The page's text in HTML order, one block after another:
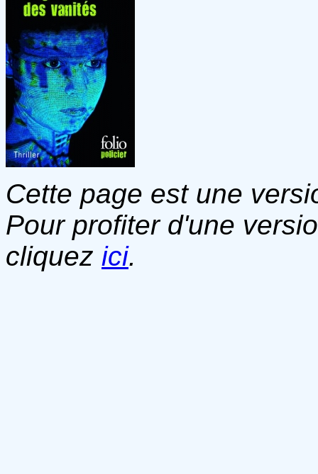
Cette page est une
Pour profiter d'une
cliquez ici.